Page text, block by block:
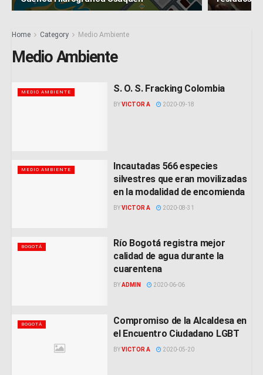
Home Category Medio Ambiente
Medio Ambiente
MEDIO AMBIENTE S. O. S. Fracking Colombia
BYVICTOR A 2020-09-18
MEDIO AMBIENTE
Incautadas 566 especies
silvestres que eran movilizadas
en la modalidad de encomienda
BYVICTOR A 2020-08-31
BOGOTÁ
Río Bogotá registra mejor
calidad de agua durante la
cuarentena
BYADMIN 2020-06-06
BOGOTÁ
Compromiso de la Alcaldesa en
el Encuentro Ciudadano LGBT
BYVICTOR A 2020-05-20